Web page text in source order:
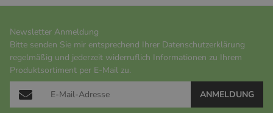
Newsletter Anmeldung
Bitte senden Sie mir entsprechend Ihrer Datenschutzerklärung
regelmäßig und jederzeit widerruflich Informationen zu Ihrem
Produktsortiment per E-Mail zu.
ANMELDUNG